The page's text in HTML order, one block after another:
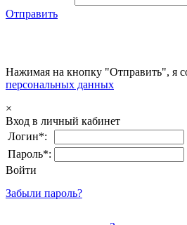
Отправить
Нажимая на кнопку "Отправить", я
персональных данных
×
Вход в личный кабинет
Логин*:
Пароль*:
Войти
Забыли пароль?